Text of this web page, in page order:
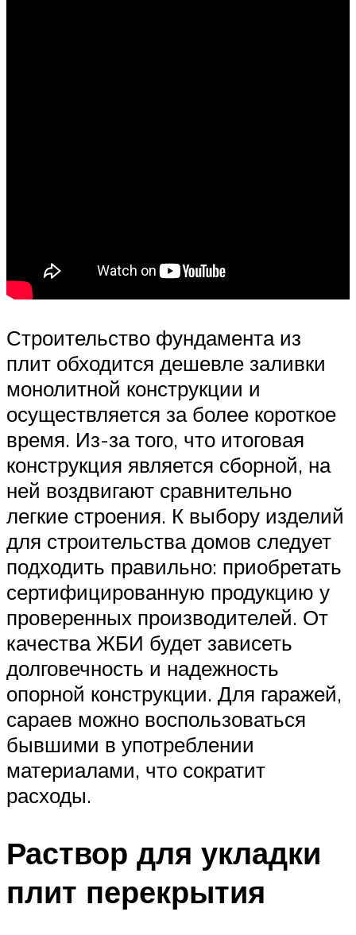
Строительство фундамента из
плит обходится дешевле заливки
монолитной конструкции и
осуществляется за более короткое
время. Из-за того, что итоговая
конструкция является сборной, на
ней воздвигают сравнительно
легкие строения. К выбору изделий
для строительства домов следует
подходить правильно: приобретать
сертифицированную продукцию у
проверенных производителей. От
качества ЖБИ будет зависеть
долговечность и надежность
опорной конструкции. Для гаражей,
сараев можно воспользоваться
бывшими в употреблении
материалами, что сократит
расходы.
Раствор для укладки
плит перекрытия